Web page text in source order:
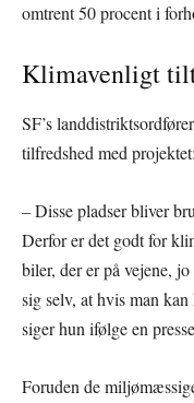
omtrent 50 procent i
Klimavenligt
SF’s
tilfredshed med projektet:
– Disse pladser bliver
Derfor er det godt for
biler, der er på vejene,
sig selv, at hvis man
siger hun ifølge en
Foruden de